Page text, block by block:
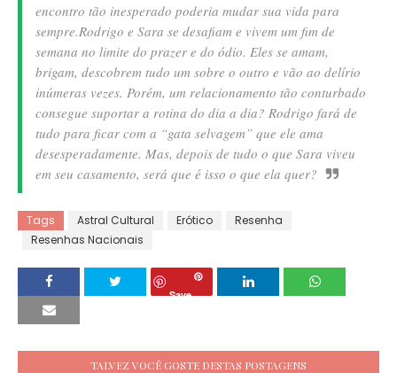
encontro tão inesperado poderia mudar sua vida para
sempre.Rodrigo e Sara se desafiam e vivem um fim de
semana no limite do prazer e do ódio. Eles se amam,
brigam, descobrem tudo um sobre o outro e vão ao delírio
inúmeras vezes. Porém, um relacionamento tão conturbado
consegue suportar a rotina do dia a dia? Rodrigo fará de
tudo para ficar com a “gata selvagem” que ele ama
desesperadamente. Mas, depois de tudo o que Sara viveu
em seu casamento, será que é isso o que ela quer?
Tags Astral Cultural Erótico
Resenha
Resenhas Nacionais
Save
TALVEZ VOCÊ GOSTE DESTAS POSTAGENS